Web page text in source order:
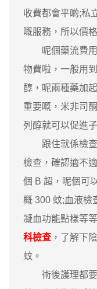
收費都會平啲;私
嘅服務，所以價
呢個藥流費用
物費啦，一般用
醇，呢兩種藥加
重要嘅，米非司
列醇就可以促進
跟住就係檢查
檢查，確認適不
個 B 超，呢個可
概 300 蚊;血液檢
凝血功能點樣等
科檢查 ，了解下
蚊。
術後護理都要